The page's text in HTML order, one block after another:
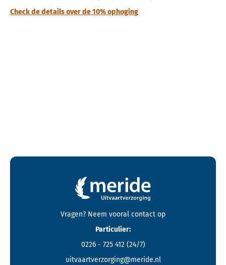
Check de details over de 10% ophoging
Contactgegevens en footer menu van Meride
Vragen? Neem vooral contact op
Particulier:
0226 - 725 412 (24/7)
uitvaartverzorging@meride.nl